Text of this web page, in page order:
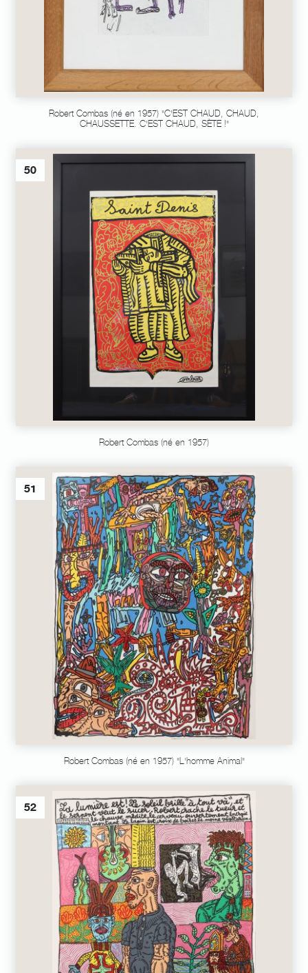
Robert Combas (né en 1957) "C'EST CHAUD, CHAUD,
CHAUSSETTE. C'EST CHAUD, SÈTE !"
50
Robert Combas (né en 1957)
51
Robert Combas (né en 1957) "L'homme Animal"
52